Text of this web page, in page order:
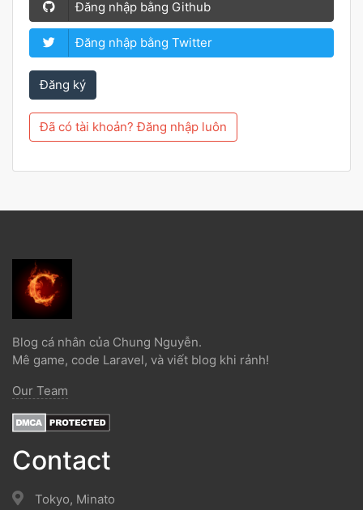
Đăng nhập bằng Github
Đăng nhập bằng Twitter
Đăng ký
Đã có tài khoản? Đăng nhập luôn
Blog cá nhân của Chung Nguyễn.
Mê game, code Laravel, và viết blog khi rảnh!
Our Team
Contact
Tokyo, Minato